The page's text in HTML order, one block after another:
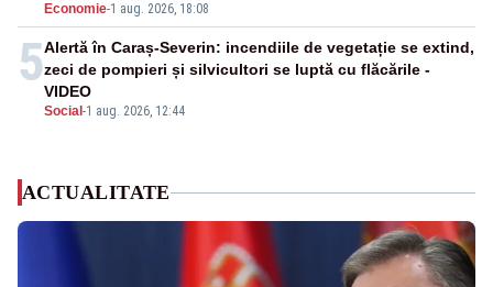
Economie-1 aug. 2026, 18:08
5
Social -1 aug. 2026, 12:44
Alertă în Caraș-Severin: incendiile de vegetație se extind,
zeci de pompieri și silvicultori se luptă cu flăcările -
VIDEO
ACTUALITATE